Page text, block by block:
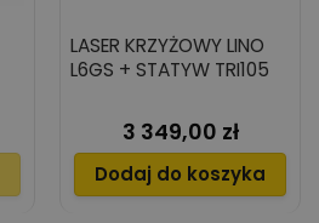
LASER KRZYŻOWY LINO
L6GS + STATYW TRI105
Cena
3 349,00 zł
Dodaj do koszyka